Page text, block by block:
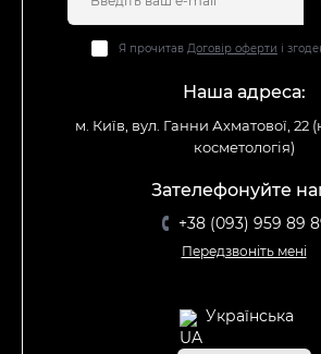
Я прочитав Договір оферти і
Наша адреса:
м. Київ, вул. Ганни Ахматової, 22
косметологія)
Зателефонуйте
+38 (093) 959 89
Передзвоніть мені
Українська